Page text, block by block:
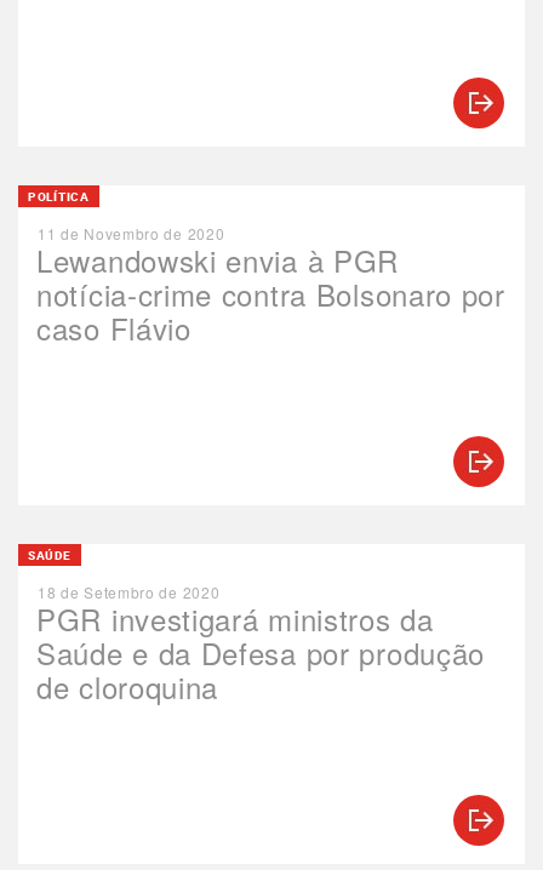
Lewandowski envia à PGR
notícia-crime contra Bolsonaro por
caso Flávio
POLÍTICA
11 de Novembro de 2020
PGR investigará ministros da
Saúde e da Defesa por produção
de cloroquina
SAÚDE
18 de Setembro de 2020